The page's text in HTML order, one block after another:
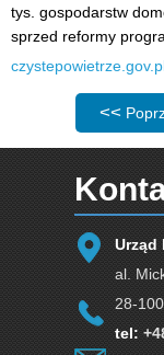
tys. gospodarstw
sprzed reformy
Urząd
al.
28-
tel: